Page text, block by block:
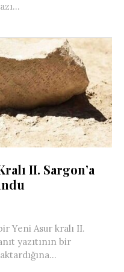
II. Sargon’a
Yeni Asur kralı II.
yazıtının bir